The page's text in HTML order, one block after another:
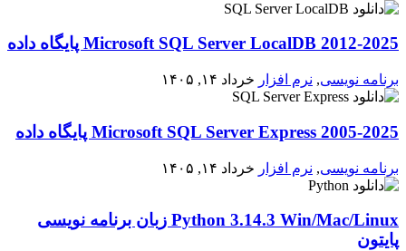
2012-2025 Microsoft SQL Server LocalDB پایگاه داده
برنامه نویسی, نرم افزار خرداد ۱۴, ۱۴۰۵
2005-2025 Microsoft SQL Server Express پایگاه داده
برنامه نویسی, نرم افزار خرداد ۱۴, ۱۴۰۵
Python 3.14.3 Win/Mac/Linux زبان برنامه نویسی
پایتون